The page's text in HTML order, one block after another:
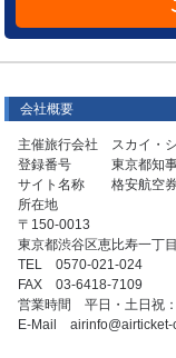
会社概要
主催旅行会社 スカイ・
登録番号 東京都知事
サイト名称 格安航空券
所在地
〒150-0013
東京都渋谷区恵比寿一丁
TEL 0570-021-024
FAX 03-6418-7109
営業時間 平日・土日祝
E-Mail airinfo@airticket-